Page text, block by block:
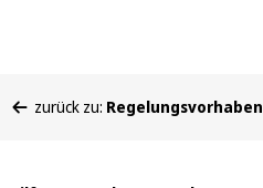
befinden
zurück zu: Regelungsvorhaben